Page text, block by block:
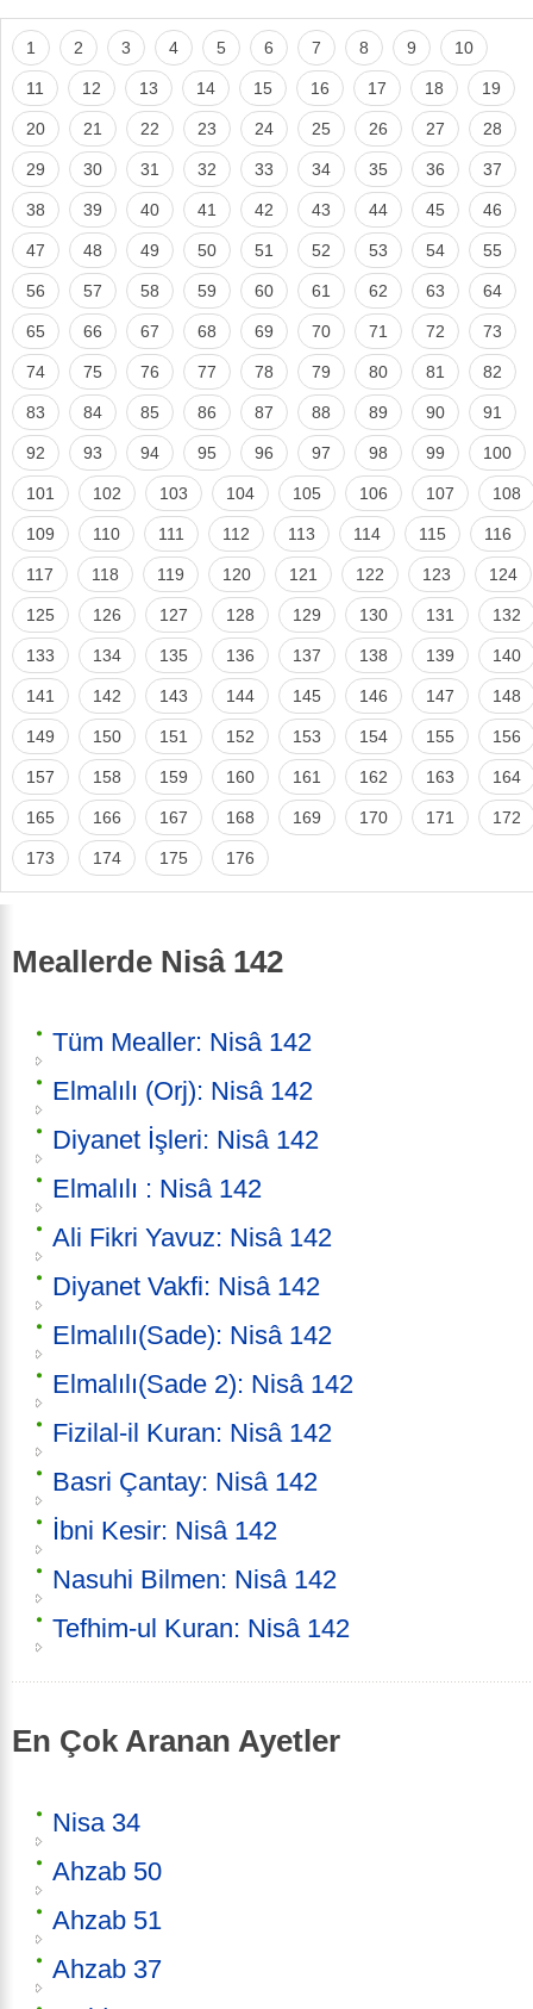
1 2 3 4 5 6 7 8 9 10
11 12 13 14 15 16 17 18 19
20 21 22 23 24 25 26 27 28
29 30 31 32 33 34 35 36 37
38 39 40 41 42 43 44 45 46
47 48 49 50 51 52 53 54 55
56 57 58 59 60 61 62 63 64
65 66 67 68 69 70 71 72 73
74 75 76 77 78 79 80 81 82
83 84 85 86 87 88 89 90 91
92 93 94 95 96 97 98 99 100
101 102 103 104 105 106 107 108
109 110 111 112 113 114 115 116
117 118 119 120 121 122 123 124
125 126 127 128 129 130 131 132
133 134 135 136 137 138 139 140
141 142 143 144 145 146 147 148
149 150 151 152 153 154 155 156
157 158 159 160 161 162 163 164
165 166 167 168 169 170 171 172
173 174 175 176
Meallerde Nisâ 142
Tüm Mealler: Nisâ 142
Elmalılı (Orj): Nisâ 142
Diyanet İşleri: Nisâ 142
Elmalılı : Nisâ 142
Ali Fikri Yavuz: Nisâ 142
Diyanet Vakfi: Nisâ 142
Elmalılı(Sade): Nisâ 142
Elmalılı(Sade 2): Nisâ 142
Fizilal-il Kuran: Nisâ 142
Basri Çantay: Nisâ 142
İbni Kesir: Nisâ 142
Nasuhi Bilmen: Nisâ 142
Tefhim-ul Kuran: Nisâ 142
En Çok Aranan Ayetler
Nisa 34
Ahzab 50
Ahzab 51
Ahzab 37